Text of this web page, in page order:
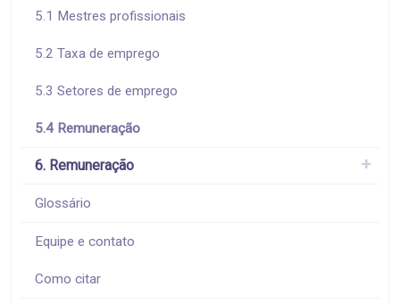
5.1 Mestres profissionais
5.2 Taxa de emprego
5.3 Setores de emprego
5.4 Remuneração
6. Remuneração
Glossário
Equipe e contato
Como citar